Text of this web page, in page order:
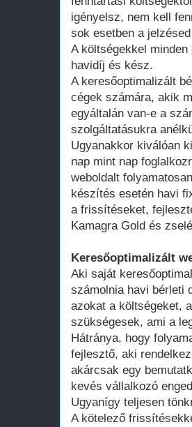
igényelsz, nem kell
sok esetben a
A költségekkel
havidíj és kész.
A keresőoptimalizált
cégek számára, akik
egyáltalán van-e a
szolgáltatásukra
Ugyanakkor kiválóan
nap mint nap
weboldalt
készítés esetén havi
a frissítéseket,
Kamagra Gold és
Keresőoptimalizált
Aki saját
számolnia havi bérleti
azokat a költségeket,
szükségesek, ami a
Hátránya, hogy
fejlesztő, aki
akárcsak egy
kevés vállalkozó
Ugyanígy teljesen
A kötelező